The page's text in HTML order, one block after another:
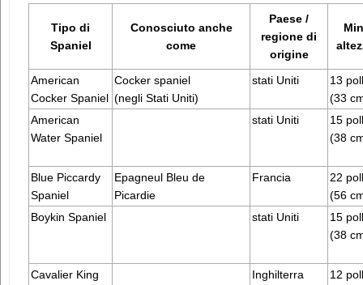
Tipo di
Spaniel
Conosciuto anche
come
Paese /
regione di
origine
American
Cocker Spaniel
Cocker spaniel
(negli Stati Uniti)
stati Uniti
13
(33
American
Water Spaniel
stati Uniti
15
(38
Blue Piccardy
Spaniel
Epagneul Bleu de
Picardie
Francia
22
(56
Boykin Spaniel
stati Uniti
15
(38
Cavalier King
Inghilterra
12